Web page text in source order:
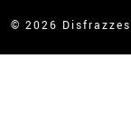
© 2026 Disfrazzes